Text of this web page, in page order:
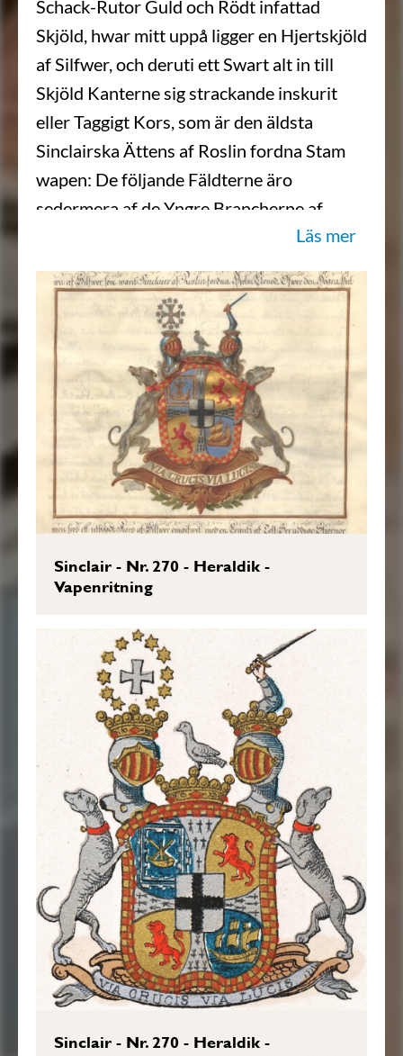
Schack-Rutor Guld och Rödt infattad
Skjöld, hwar mitt uppå ligger en Hjertskjöld
af Silfwer, och deruti ett Swart alt in till
Skjöld Kanterne sig strackande inskurit
eller Taggigt Kors, som är den äldsta
Sinclairska Ättens af Roslin fordna Stam
wapen: De följande Fäldterne äro
sedermera af de Yngre Brancherne af
Freesweeck och Dumbeath, Hwarifrån
Öfwersten Härstammar, tillökte, näml: Det
Högra öfra Fäldtet är Blått, hwaruti innom
en Dubbel med Blomwerck Zirad,
Fyrkantig, Gyllende Ram, förekommer ett
Skepp liggande för Anckar, wändt emot
Höger, med indragne Segel, och Årorne
stälde för Masten i Snedkors, altsammans
af Guld, och skall Hafwa afseende på
Jarladömet af Orckney som Sinclaire af
Roslin innehaft. Det andra Öfra Fäldtet till
till Höger äro lika naml: af Guld, Hwaruti
Leyon, som har afseende på Namnet af
Spar: Och det Fjerde eller Nedra Fäldtet till
Wänster är Blått, som föreställer ett emot
Höger för full wind seglande Skepp af
Guld, och betecknar Sinclairska Huset af
Caithness: Det främst nämde Fyrdelande
Korsset af Silfwer, är beströdt hwardera
Udden med Sex Herminer 3, 2, 1 ifrån yttra
Udden att räkna; Dock att Herminerne på
Korsets Bjelcke, å ömse sidor wända sig
bielckewis ut emot Uddarne. Ofwan på
Skjölden sees emellan Twenne emot
Hwarannan wände Öpne och Krönte
Tornere Hjelmar, en FriHerrlig Crona,
hwarå hwilar en menlös Dufwa af Silfwer,
Läs mer
Sinclair - Nr. 270 - Heraldik -
Vapenritning
Sinclair - Nr. 270 - Heraldik -